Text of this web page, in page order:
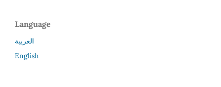
Language
العربية
English